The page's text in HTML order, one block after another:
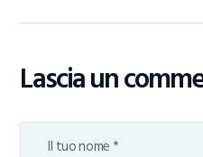
Lascia un